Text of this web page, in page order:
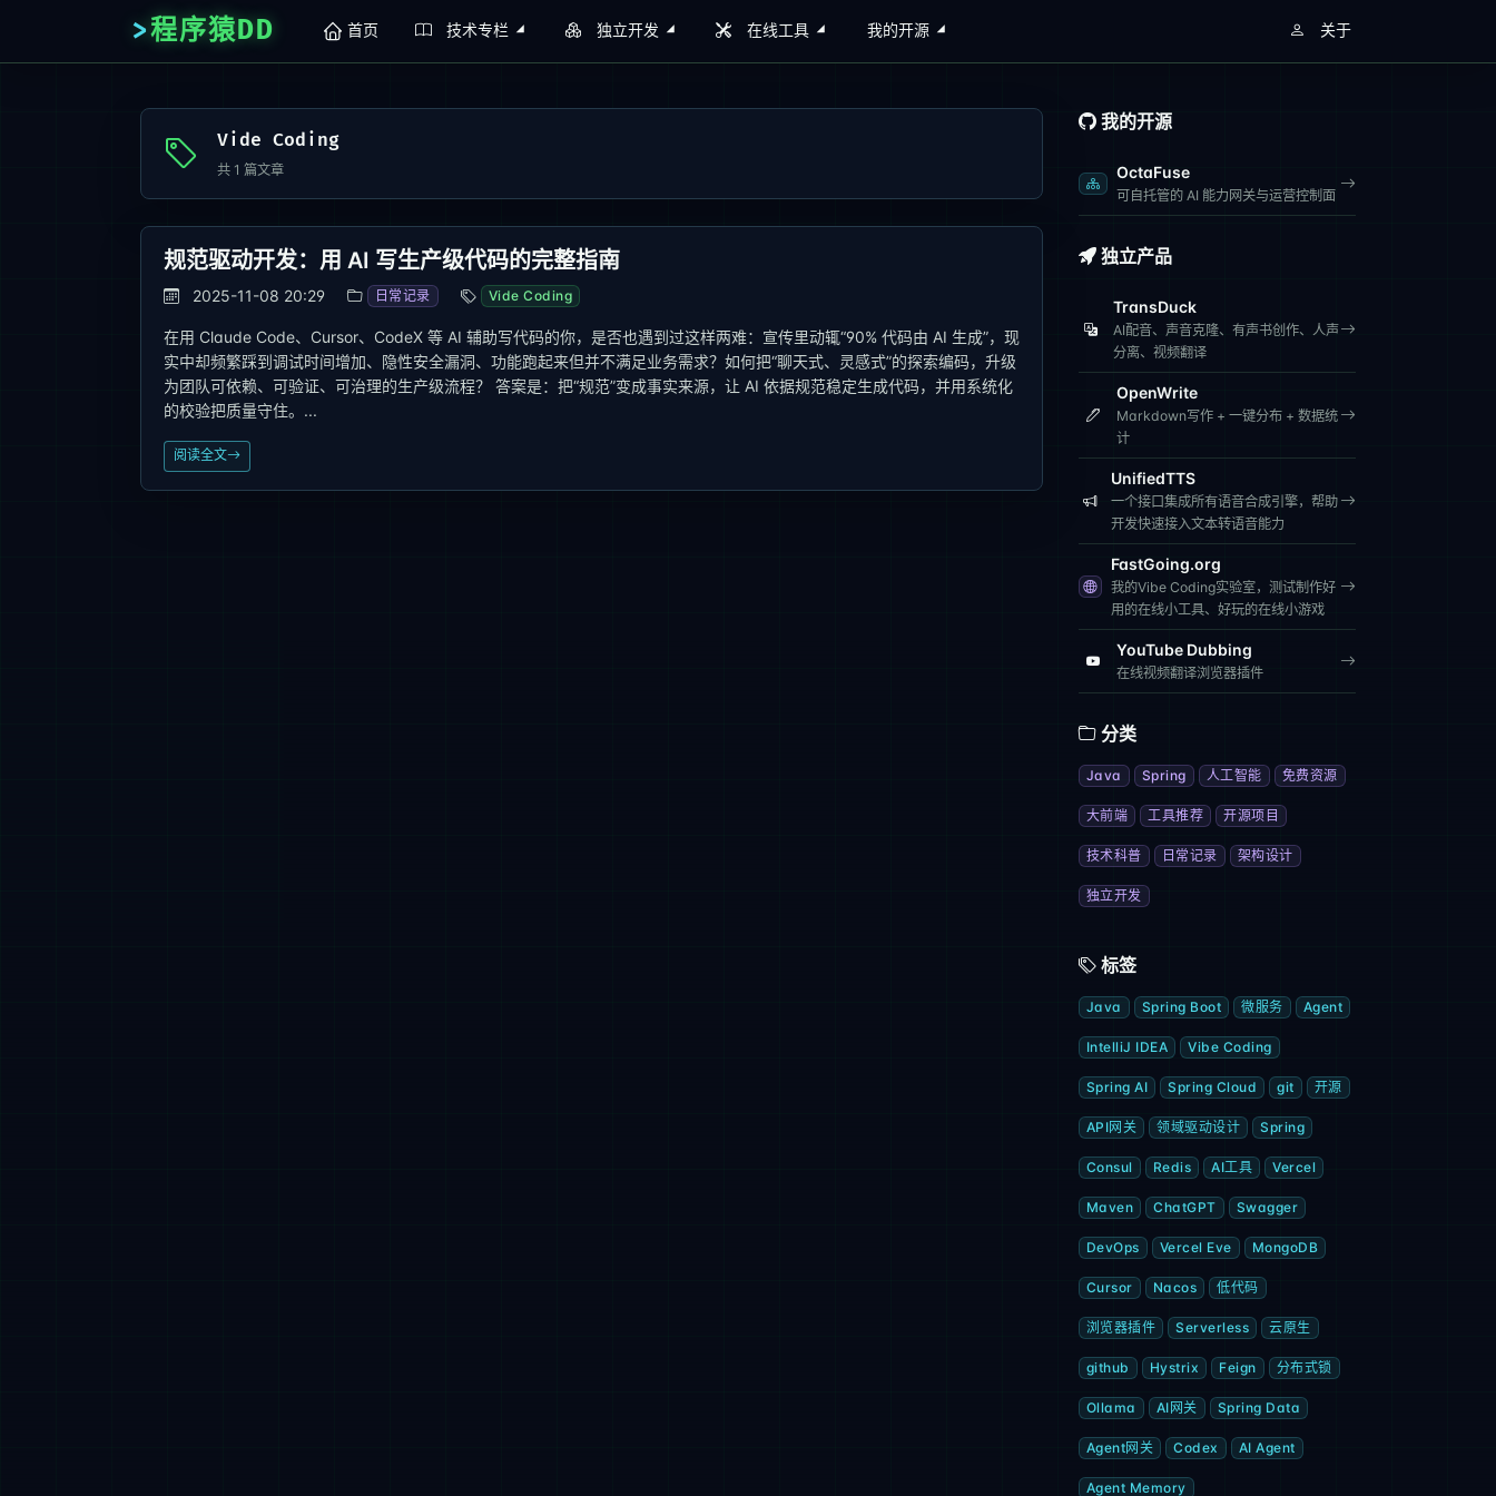
程序猿DD 首页 技术专栏 独立开发 在线工具 我的开源 关于
Vide Coding
共 1 篇文章
规范驱动开发：用 AI 写生产级代码的完整指南
2025-11-08 20:29 日常记录 Vide Coding
在用 Claude Code、Cursor、CodeX 等 AI 辅助写代码的你，是否也遇到过这样两难：宣传里动辄“90% 代码由 AI 生成”，现
实中却频繁踩到调试时间增加、隐性安全漏洞、功能跑起来但并不满足业务需求？如何把“聊天式、灵感式”的探索编码，升级
为团队可依赖、可验证、可治理的生产级流程？ 答案是：把“规范”变成事实来源，让 AI 依据规范稳定生成代码，并用系统化
的校验把质量守住。...
阅读全文
我的开源
OctaFuse
可自托管的 AI 能力网关与运营控制面
独立产品
TransDuck
AI配音、声音克隆、有声书创作、人声
分离、视频翻译
OpenWrite
Markdown写作 + 一键分布 + 数据统
计
UnifiedTTS
一个接口集成所有语音合成引擎，帮助
开发快速接入文本转语音能力
FastGoing.org
我的Vibe Coding实验室，测试制作好
用的在线小工具、好玩的在线小游戏
YouTube Dubbing
在线视频翻译浏览器插件
分类
Java Spring 人工智能 免费资源
大前端 工具推荐 开源项目
技术科普 日常记录 架构设计
独立开发
标签
Java Spring Boot 微服务 Agent
IntelliJ IDEA Vibe Coding
Spring AI Spring Cloud git 开源
API网关 领域驱动设计 Spring
Consul Redis AI工具 Vercel
Maven ChatGPT Swagger
DevOps Vercel Eve MongoDB
Cursor Nacos 低代码
浏览器插件 Serverless 云原生
github Hystrix Feign 分布式锁
Ollama AI网关 Spring Data
Agent网关 Codex AI Agent
Agent Memory